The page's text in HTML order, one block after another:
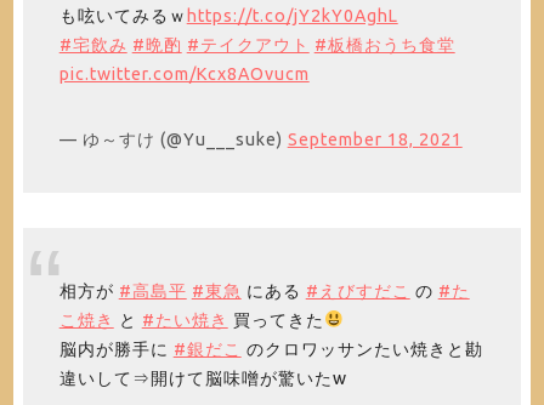
も呟いてみるｗ https://t.co/jY2kY0AghL
#宅飲み #晩酌 #テイクアウト #板橋おうち食堂
pic.twitter.com/Kcx8AOvucm
— ゆ～すけ (@Yu___suke) September 18, 2021
相方が #高島平 #東急 にある #えびすだこ の #た
こ焼き
と #たい焼き 買ってきた
脳内が勝手に #銀だこ のクロワッサンたい焼きと勘
違いして⇒開けて脳味噌が驚いたw